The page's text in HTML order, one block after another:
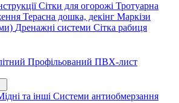
Сітки для огорожі Тротуарна
Терасна дошка, декінг Маркізи
Дренажні системи Сітка рабиця
Профільований ПВХ-лист
та інші Системи антиобмерзання